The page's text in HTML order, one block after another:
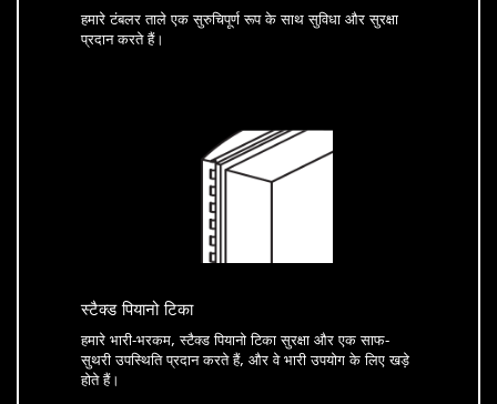
हमारे टंबलर ताले एक सुरुचिपूर्ण रूप के साथ सुविधा और सुरक्षा
प्रदान करते हैं।
स्टैक्ड पियानो टिका
हमारे भारी-भरकम, स्टैक्ड पियानो टिका सुरक्षा और एक साफ-
सुथरी उपस्थिति प्रदान करते हैं, और वे भारी उपयोग के लिए खड़े
होते हैं।